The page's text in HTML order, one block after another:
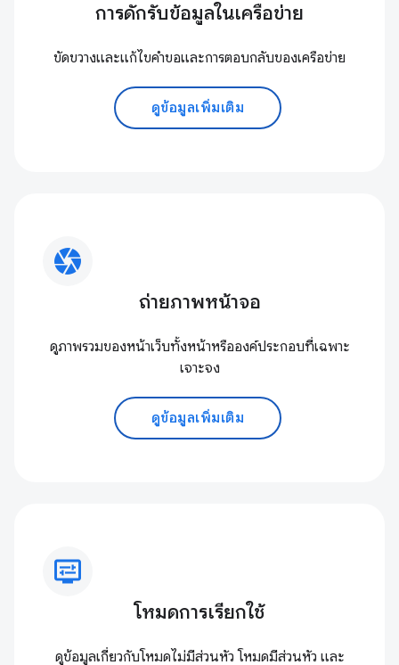
การดักรับข้อมูลในเครือข่าย
ขัดขวางและแก้ไขคําขอและการตอบกลับของเครือข่าย
ดูข้อมูลเพิ่มเติม
camera
ถ่ายภาพหน้าจอ
ดูภาพรวมของหน้าเว็บทั้งหน้าหรือองค์ประกอบที่เฉพาะ
เจาะจง
ดูข้อมูลเพิ่มเติม
display_settings
โหมดการเรียกใช้
ดูข้อมูลเกี่ยวกับโหมดไม่มีส่วนหัว โหมดมีส่วนหัว และ